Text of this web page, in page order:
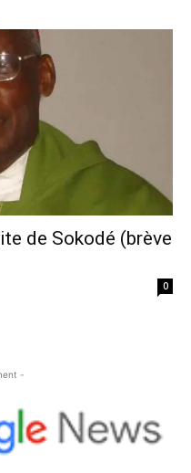
de Sokodé (brève
0
-